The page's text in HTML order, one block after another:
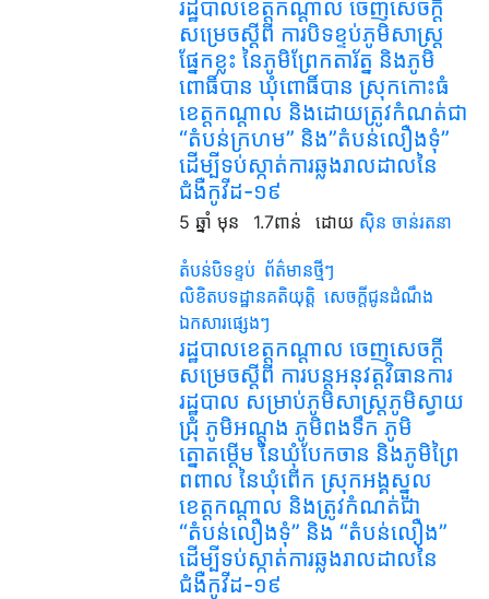
រដ្ឋបាលខេត្តកណ្ដាល ចេញសេចក្ដី
សម្រេចស្តីពី ការបិទខ្ទប់ភូមិសាស្រ្ត
ផ្នែកខ្លះ នៃភូមិព្រែកតារ័ត្ន និងភូមិ
ពោធិ៍បាន ឃុំពោធិ៍បាន ស្រុកកោះធំ
ខេត្តកណ្ដាល និងដោយត្រូវកំណត់ជា
“តំបន់ក្រហម” និង”តំបន់លឿងទុំ”
ដើម្បីទប់ស្កាត់ការឆ្លងរាលដាលនៃ
ជំងឺកូវីដ-១៩
5 ឆ្នាំ មុន 1.7ពាន់ ដោយ ស៊ិន ចាន់រតនា
តំបន់បិទខ្ទប់ ព័ត៌មានថ្មីៗ
លិខិតបទដ្ឋានគតិយុត្តិ សេចក្តីជូនដំណឹង
ឯកសារផ្សេងៗ
រដ្ឋបាលខេត្តកណ្ដាល ចេញសេចក្ដី
សម្រេចស្តីពី ការបន្តអនុវត្តវិធានការ
រដ្ឋបាល សម្រាប់ភូមិសាស្ត្រភូមិស្វាយ
ជ្រុំ ភូមិអណ្ដូង ភូមិពងទឹក ភូមិ
ត្នោតម្ដើម នៃឃុំបែកចាន និងភូមិព្រៃ
ពពាល នៃឃុំពើក ស្រុកអង្គស្នួល
ខេត្តកណ្ដាល និងត្រូវកំណត់ជា
“តំបន់លឿងទុំ” និង “តំបន់លឿង”
ដើម្បីទប់ស្កាត់ការឆ្លងរាលដាលនៃ
ជំងឺកូវីដ-១៩